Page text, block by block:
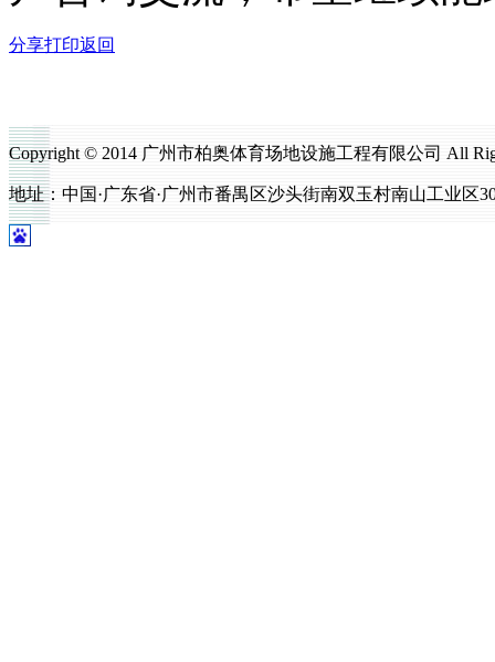
分享打印返回
Copyright © 2014 广州市柏奥体育场地设施工程有限公司 All
地址：中国·广东省·广州市番禺区沙头街南双玉村南山工业区